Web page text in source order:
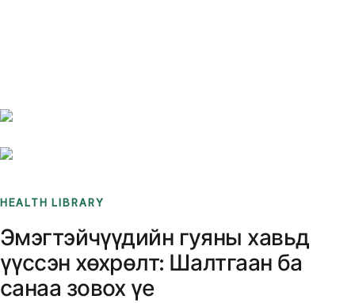
HEALTH LIBRARY
Эмэгтэйчүүдийн гуяны хавьд
үүссэн хөхрөлт: Шалтгаан ба
санаа зовох үе